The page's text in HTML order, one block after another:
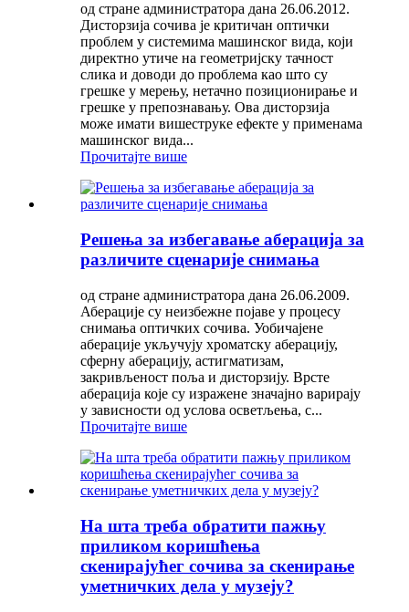
од стране администратора дана 26.06.2012.
Дисторзија сочива је критичан оптички
проблем у системима машинског вида, који
директно утиче на геометријску тачност
слика и доводи до проблема као што су
грешке у мерењу, нетачно позиционирање и
грешке у препознавању. Ова дисторзија
може имати вишеструке ефекте у применама
машинског вида...
Прочитајте више
Решења за избегавање аберација за
различите сценарије снимања
од стране администратора дана 26.06.2009.
Аберације су неизбежне појаве у процесу
снимања оптичких сочива. Уобичајене
аберације укључују хроматску аберацију,
сферну аберацију, астигматизам,
закривљеност поља и дисторзију. Врсте
аберација које су изражене значајно варирају
у зависности од услова осветљења, с...
Прочитајте више
На шта треба обратити пажњу
приликом коришћења
скенирајућег сочива за скенирање
уметничких дела у музеју?